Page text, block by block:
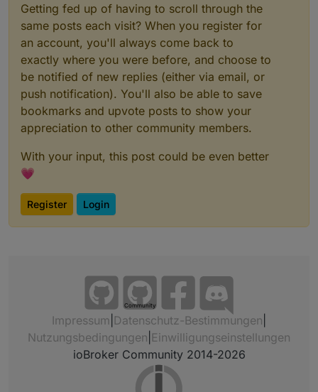
Getting fed up of having to scroll through the
same posts each visit? When you register for
an account, you'll always come back to
exactly where you were before, and choose to
be notified of new replies (either via email, or
push notification). You'll also be able to save
bookmarks and upvote posts to show your
appreciation to other community members.
With your input, this post could be even better
💗
Register Login
Community
Impressum Datenschutz-Bestimmungen
Nutzungsbedingungen Einwilligungseinstellungen
ioBroker Community 2014-2026